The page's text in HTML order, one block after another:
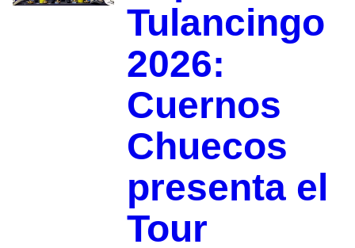
Tulancingo
2026:
Cuernos
Chuecos
presenta el
Tour